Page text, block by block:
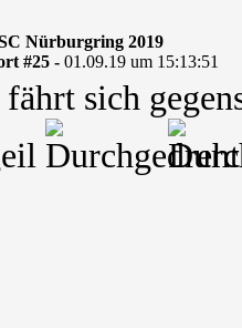
Nürburgring 2019
#25 - 01.09.19 um 15:13:51
sich